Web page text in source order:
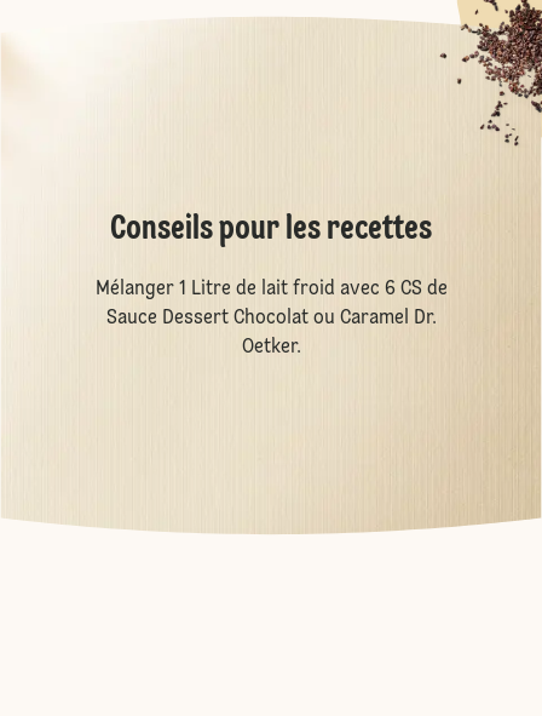
Conseils pour les recettes
Mélanger 1 Litre de lait froid avec 6 CS de
Sauce Dessert Chocolat ou Caramel Dr.
Oetker.